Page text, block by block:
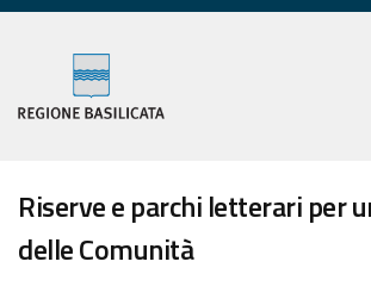
Riserve e parchi letterari per
delle Comunità